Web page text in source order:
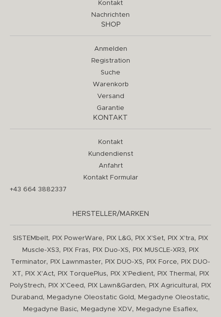
Kontakt
Nachrichten
SHOP
Anmelden
Registration
Suche
Warenkorb
Versand
Garantie
KONTAKT
Kontakt
Kundendienst
Anfahrt
Kontakt Formular
+43 664 3882337
HERSTELLER/MARKEN
SISTEMbelt, PIX PowerWare, PIX L&G, PIX X'Set, PIX X'tra,
PIX
Muscle-XS3, PIX Fras, PIX Duo-XS, PIX MUSCLE-XR3,
PIX
Terminator, PIX Lawnmaster, PIX DUO-XS, PIX Force,
PIX DUO-
XT
, PIX X'Act, PIX TorquePlus, PIX X'Pedient, PIX Thermal ,
PIX
PolyStrech, PIX X'Ceed , PIX Lawn&Garden, PIX Agricultural ,
PIX
Duraband , Megadyne Oleostatic Gold , Megadyne Oleostatic,
Megadyne Basic, Megadyne XDV, Megadyne Esaflex,